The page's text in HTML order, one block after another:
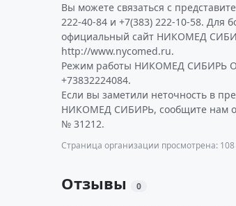
Вы можете связаться с
222-40-84 и +7(383) 222-10-58. Для
официальный сайт НИКОМЕД
http://www.nycomed.ru.
Режим работы НИКОМЕД СИБИРЬ
+73832224084.
Если вы заметили неточность в
НИКОМЕД СИБИРЬ, сообщите нам
№ 31212.
Страница организации просмотрена: 108
Отзывы 0